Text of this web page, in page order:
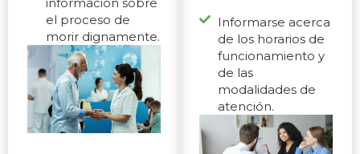
el proceso de
morir dignamente.
Informarse acerca
de los horarios de
funcionamiento y
de las
modalidades de
atención.